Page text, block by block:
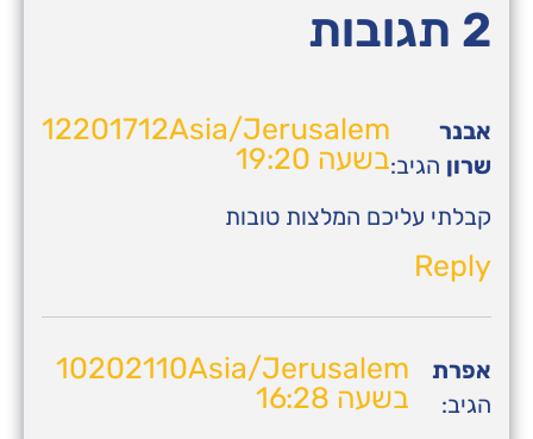
2 תגובות
אבנר
שרון הגיב:
12201712Asia/Jerusalem
בשעה 19:20
קבלתי עליכם המלצות טובות
Reply
אפרת
הגיב:
10202110Asia/Jerusalem
בשעה 16:28